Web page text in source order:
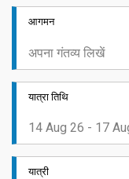
आगमन
यात्रा तिथि
यात्री